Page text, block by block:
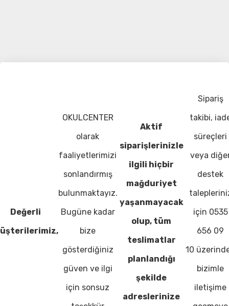
Değerli
OKULCENTER
olarak
faaliyetlerimizi
sonlandırmış
bulunmaktayız.
Bugüne kadar
bize
gösterdiğiniz
güven ve ilgi
için sonsuz
Aktif
siparişlerinizle
ilgili hiçbir
mağduriyet
yaşanmayacak
olup, tüm
teslimatlar
planlandığı
şekilde
adreslerinize
Sipariş
takibi,
süreçleri
veya
destek
için 0535
656 09
10
bizimle
iletişime